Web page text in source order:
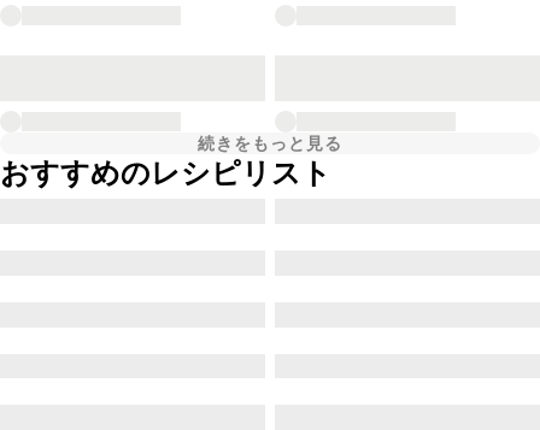
続きをもっと見る
おすすめのレシピリスト